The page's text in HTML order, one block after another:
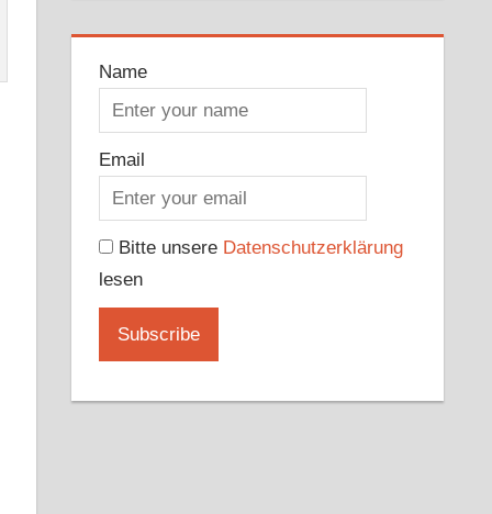
Name
Email
Bitte unsere Datenschutzerklärung
lesen